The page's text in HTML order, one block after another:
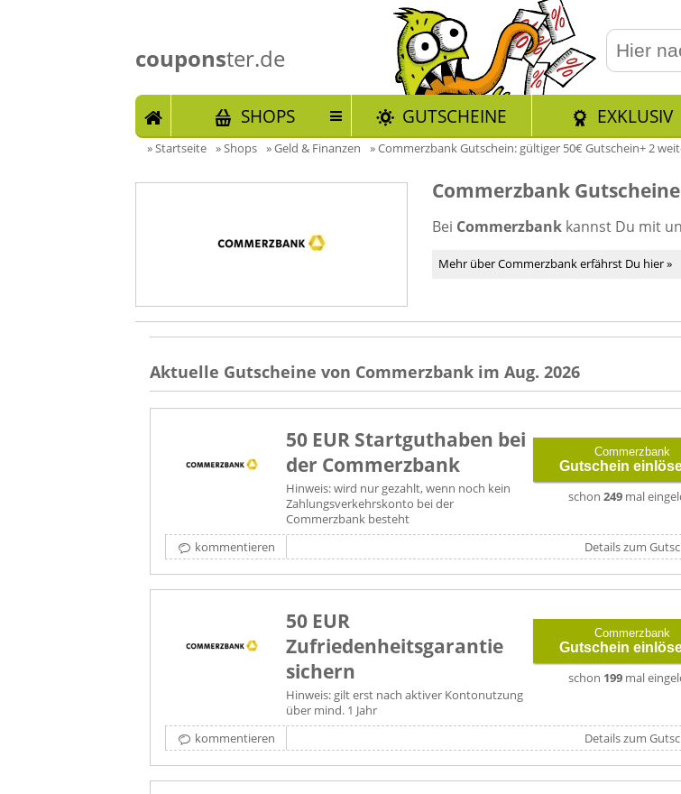
couponster.de
START SHOPS GUTSCHEINE EXKLUSIV
»Startseite »Shops »Geld & Finanzen »Commerzbank Gutschein: gültiger 50€ Gutschein+ 2
Commerzbank Gutscheine
Bei Commerzbank kannst Du mit
Mehr über Commerzbank erfährst Du hier »
Aktuelle Gutscheine von Commerzbank im Aug. 2026
50 EUR Startguthaben bei
der Commerzbank
Hinweis: wird nur gezahlt, wenn noch kein
Zahlungsverkehrskonto bei der
Commerzbank besteht
Commerzbank
Gutschein
schon 249 mal
kommentieren Details zum
50 EUR
Zufriedenheitsgarantie
sichern
Hinweis: gilt erst nach aktiver Kontonutzung
über mind. 1 Jahr
Commerzbank
Gutschein
schon 199 mal
kommentieren Details zum